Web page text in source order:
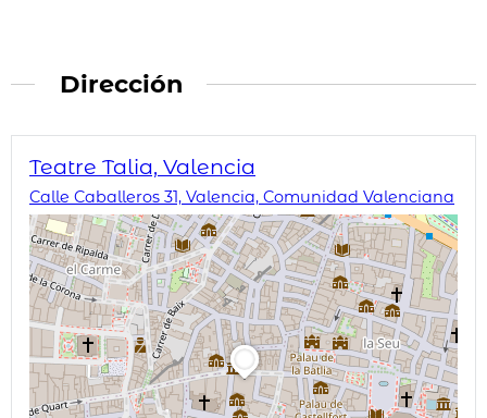
Dirección
Teatre Talia, Valencia
Calle Caballeros 31, Valencia, Comunidad Valenciana